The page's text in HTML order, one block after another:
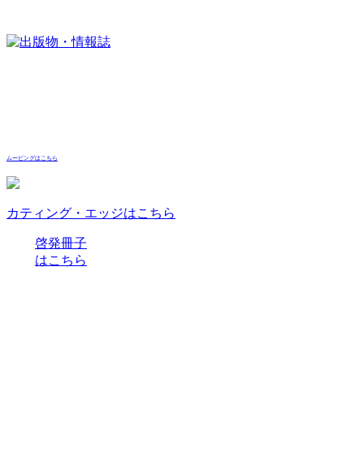
ムービングはこちら
カティング・エッジはこちら
啓発冊子
はこちら